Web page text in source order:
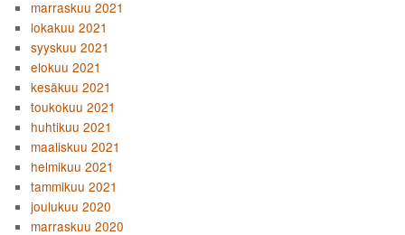
marraskuu 2021
lokakuu 2021
syyskuu 2021
elokuu 2021
kesäkuu 2021
toukokuu 2021
huhtikuu 2021
maaliskuu 2021
helmikuu 2021
tammikuu 2021
joulukuu 2020
marraskuu 2020